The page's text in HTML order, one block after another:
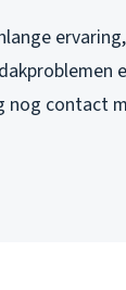
nog contact